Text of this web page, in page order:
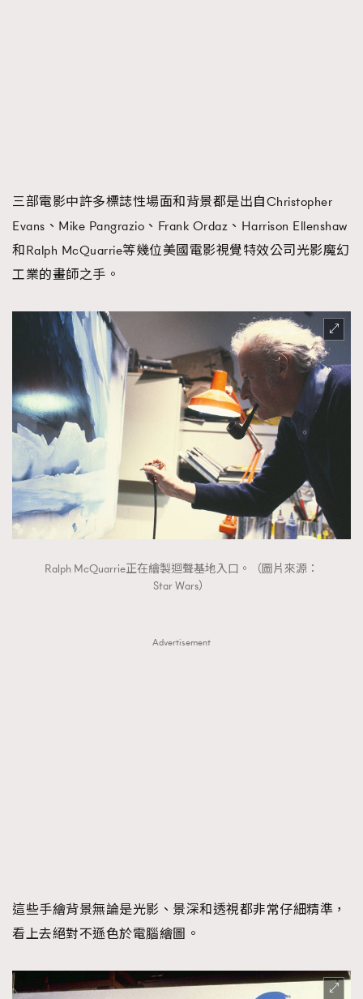
三部電影中許多標誌性場面和背景都是出自Christopher
Evans、Mike Pangrazio、Frank Ordaz、Harrison Ellenshaw
和Ralph McQuarrie等幾位美國電影視覺特效公司光影魔幻
工業的畫師之手。
Ralph McQuarrie正在繪製迴聲基地入口。（圖片來源：
Star Wars）
Advertisement
這些手繪背景無論是光影、景深和透視都非常仔細精準，
看上去絕對不遜色於電腦繪圖。